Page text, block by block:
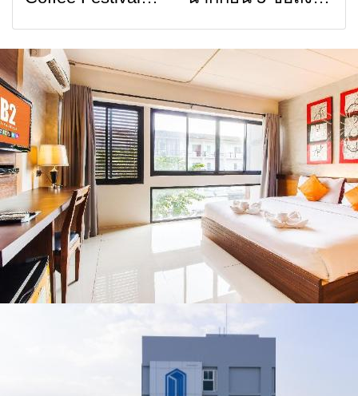
การสื่อสารต้องไม่
หยุด
เสน่ห์วัฒนธรรม
จาก 4 จังหวัด
เชียงราย พะเยา
แพร่ และน่าน
พร้อมชมคอนเสิร์ต
จากศิลปินชื่อดัง
ตลอด 5 วัน
2026
รัฐบาล จี้นายกฯ ลง
เชียงราย แก้วิกฤต
สารปนเปื้อนต้นน้ำ